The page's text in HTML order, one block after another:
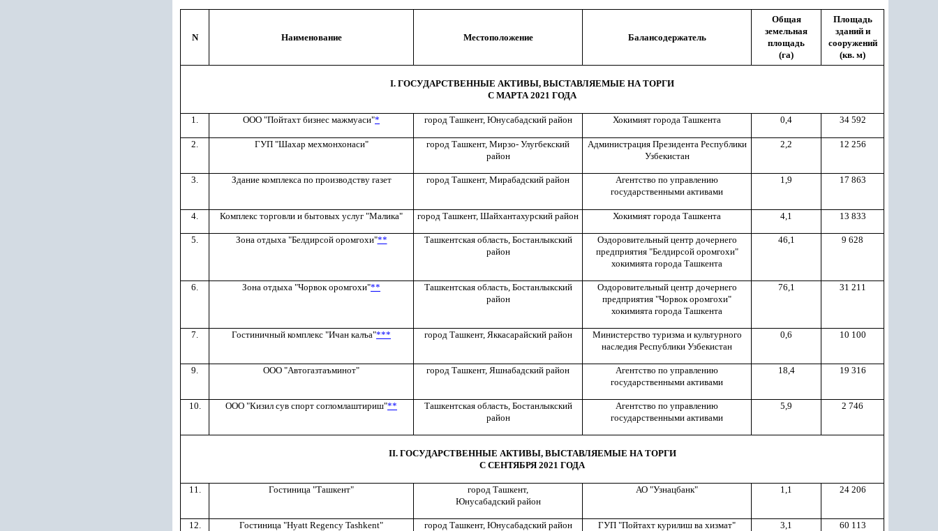
N Наименование Местоположение Балансодержатель
Общая
земельная
площадь
(га)
Площадь
зданий и
сооружений
(кв. м)
I. ГОСУДАРСТВЕННЫЕ АКТИВЫ, ВЫСТАВЛЯЕМЫЕ НА ТОРГИ
С МАРТА 2021 ГОДА
1. ООО "Пойтахт бизнес мажмуаси"* город Ташкент, Юнусабадский район Хокимият города Ташкента 0,4 34 592
2. ГУП "Шахар мехмонхонаси"
город Ташкент, Мирзо- Улугбекский
район
Администрация Президента Республики
Узбекистан
2,2 12 256
3. Здание комплекса по производству газет город Ташкент, Мирабадский район
Агентство по управлению
государственными активами
1,9 17 863
4. Комплекс торговли и бытовых услуг "Малика" город Ташкент, Шайхантахурский район Хокимият города Ташкента 4,1 13 833
5. Зона отдыха "Белдирсой оромгохи"**
Ташкентская область, Бостанлыкский
район
Оздоровительный центр дочернего
предприятия "Белдирсой оромгохи"
хокимията города Ташкента
46,1 9 628
6. Зона отдыха "Чорвок оромгохи"**
Ташкентская область, Бостанлыкский
район
Оздоровительный центр дочернего
предприятия "Чорвок оромгохи"
хокимията города Ташкента
76,1 31 211
7. Гостиничный комплекс "Ичан калъа"*** город Ташкент, Яккасарайский район
Министерство туризма и культурного
наследия Республики Узбекистан
0,6 10 100
9. ООО "Автогазтаъминот" город Ташкент, Яшнабадский район
Агентство по управлению
государственными активами
18,4 19 316
10. ООО "Кизил сув спорт согломлаштириш"**
Ташкентская область, Бостанлыкский
район
Агентство по управлению
государственными активами
5,9 2 746
II. ГОСУДАРСТВЕННЫЕ АКТИВЫ, ВЫСТАВЛЯЕМЫЕ НА ТОРГИ
С СЕНТЯБРЯ 2021 ГОДА
11. Гостиница "Ташкент"
город Ташкент,
Юнусабадский район
АО "Узнацбанк" 1,1 24 206
12. Гостиница "Нyatt Regency Tashkent" город Ташкент, Юнусабадский район
ГУП "Пойтахт курилиш ва хизмат"
3,1 60 113